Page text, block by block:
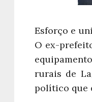
Esforço e
O ex-
rurais de
político que